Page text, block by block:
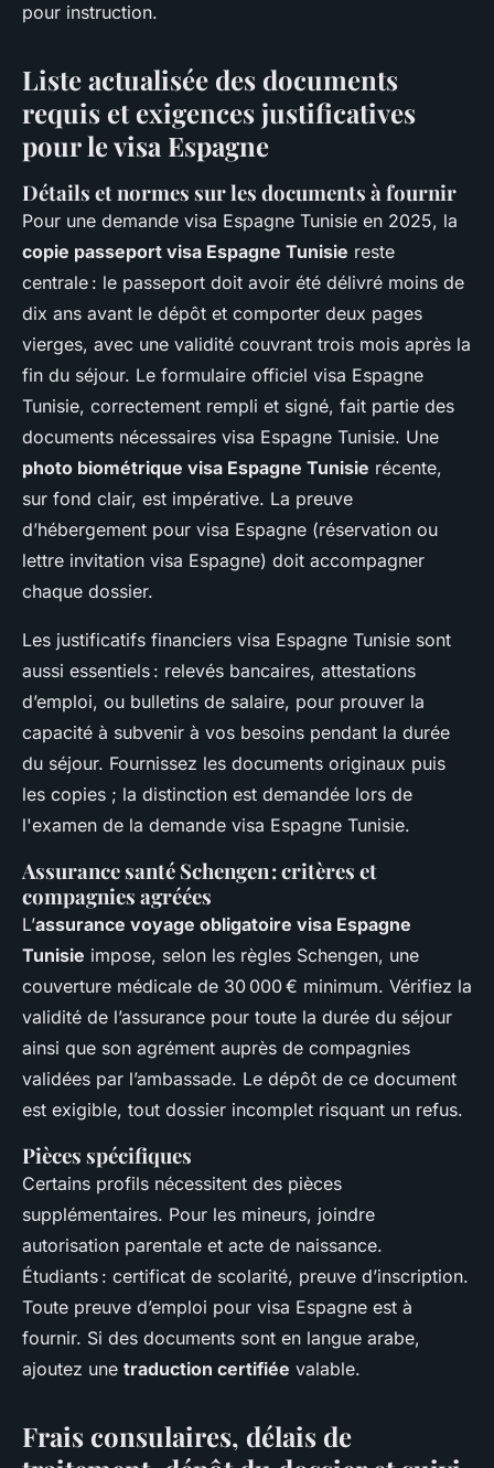
pour instruction.
Liste actualisée des documents
requis et exigences justificatives
pour le visa Espagne
Détails et normes sur les documents à fournir
Pour une demande visa Espagne Tunisie en 2025, la
copie passeport visa Espagne Tunisie reste
centrale : le passeport doit avoir été délivré moins de
dix ans avant le dépôt et comporter deux pages
vierges, avec une validité couvrant trois mois après la
fin du séjour. Le formulaire officiel visa Espagne
Tunisie, correctement rempli et signé, fait partie des
documents nécessaires visa Espagne Tunisie. Une
photo biométrique visa Espagne Tunisie récente,
sur fond clair, est impérative. La preuve
d’hébergement pour visa Espagne (réservation ou
lettre invitation visa Espagne) doit accompagner
chaque dossier.
Les justificatifs financiers visa Espagne Tunisie sont
aussi essentiels : relevés bancaires, attestations
d’emploi, ou bulletins de salaire, pour prouver la
capacité à subvenir à vos besoins pendant la durée
du séjour. Fournissez les documents originaux puis
les copies ; la distinction est demandée lors de
l'examen de la demande visa Espagne Tunisie.
Assurance santé Schengen : critères et
compagnies agréées
L’assurance voyage obligatoire visa Espagne
Tunisie impose, selon les règles Schengen, une
couverture médicale de 30 000 € minimum. Vérifiez la
validité de l’assurance pour toute la durée du séjour
ainsi que son agrément auprès de compagnies
validées par l’ambassade. Le dépôt de ce document
est exigible, tout dossier incomplet risquant un refus.
Pièces spécifiques
Certains profils nécessitent des pièces
supplémentaires. Pour les mineurs, joindre
autorisation parentale et acte de naissance.
Étudiants : certificat de scolarité, preuve d’inscription.
Toute preuve d’emploi pour visa Espagne est à
fournir. Si des documents sont en langue arabe,
ajoutez une traduction certifiée valable.
Frais consulaires, délais de